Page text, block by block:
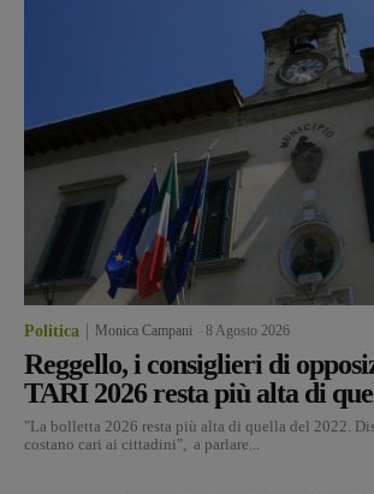
Politica Monica Campani 8 Agosto 2026
Reggello, i consiglieri di
TARI 2026 resta più alta di
"La bolletta 2026 resta più alta di quella del 2022.
costano cari ai cittadini", a parlare...